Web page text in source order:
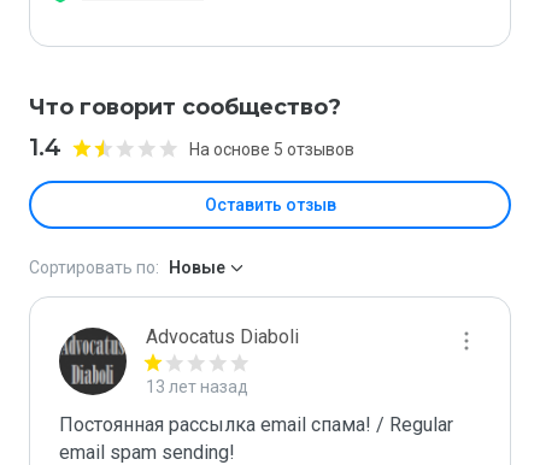
Что говорит сообщество?
1.4 На основе 5 отзывов
Оставить отзыв
Сортировать по: Новые
Advocatus Diaboli
13 лет назад
Постоянная рассылка email спама! / Regular
email spam sending!